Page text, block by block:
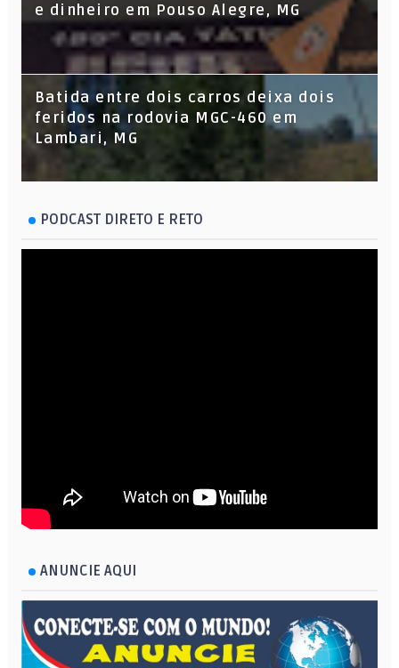
e dinheiro em Pouso Alegre, MG
Batida entre dois carros deixa dois
feridos na rodovia MGC-460 em
Lambari, MG
PODCAST DIRETO E RETO
ANUNCIE AQUI